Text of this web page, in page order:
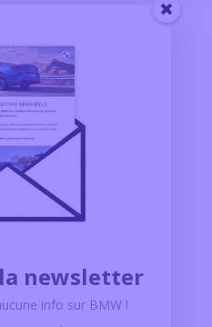
BMW
D’OCCASION
BMW
BMW
BMW
D'EMPLOI
PRO
newsletter
info sur BMW !